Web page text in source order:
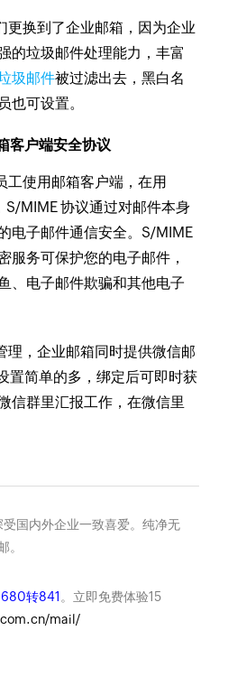
更换到了企业邮箱，因为企业
的垃圾邮件处理能力，丰富
圾邮件被过滤出去，黑白名
也可设置。
客户端安全协议
工使用邮箱客户端，在用
MIME 协议通过对邮件本身
电子邮件通信安全。S/MIME
服务可保护您的电子邮件，
、电子邮件欺骗和其他电子
理，企业邮箱同时提供微信邮
置简单的多，绑定后可即时获
信群里汇报工作，在微信里
受国内外企业一致喜爱。纯净无
。
转841 。立即免费体验15
mail/